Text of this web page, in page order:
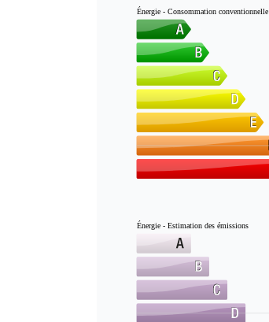
Énergie - Consommation conventionnelle
Énergie - Estimation des émissions